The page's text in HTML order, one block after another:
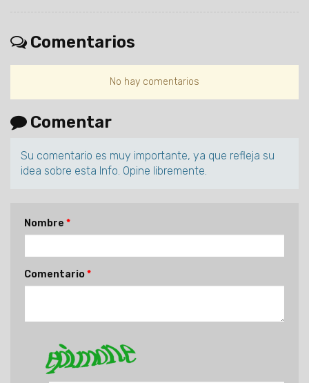
Comentarios
No hay comentarios
Comentar
Su comentario es muy importante, ya que refleja su
idea sobre esta Info. Opine libremente.
Nombre
Comentario